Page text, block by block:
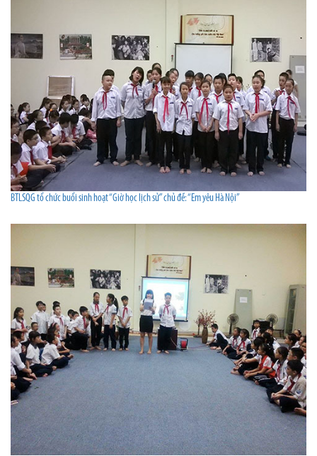
BTLSQG tổ chức buổi sinh hoạt “Giờ học lịch sử” chủ đề: “Em yêu Hà Nội”